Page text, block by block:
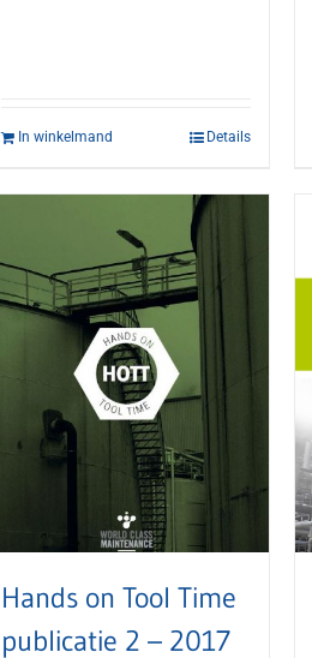
In winkelmand Details
Hands on Tool Time
publicatie 2 – 2017